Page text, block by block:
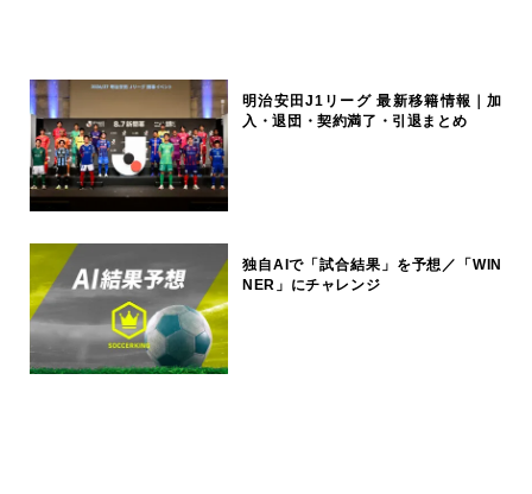
明治安田J1リーグ 最新移籍情報｜加
入・退団・契約満了・引退まとめ
独自AIで「試合結果」を予想／「WIN
NER」にチャレンジ